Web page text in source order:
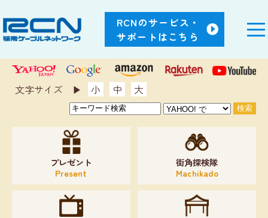
RCNのサービス・
サポートはこちら
文字サイズ ▶︎ 小 中 大
プレゼント
Present
街角探検隊
Machikado